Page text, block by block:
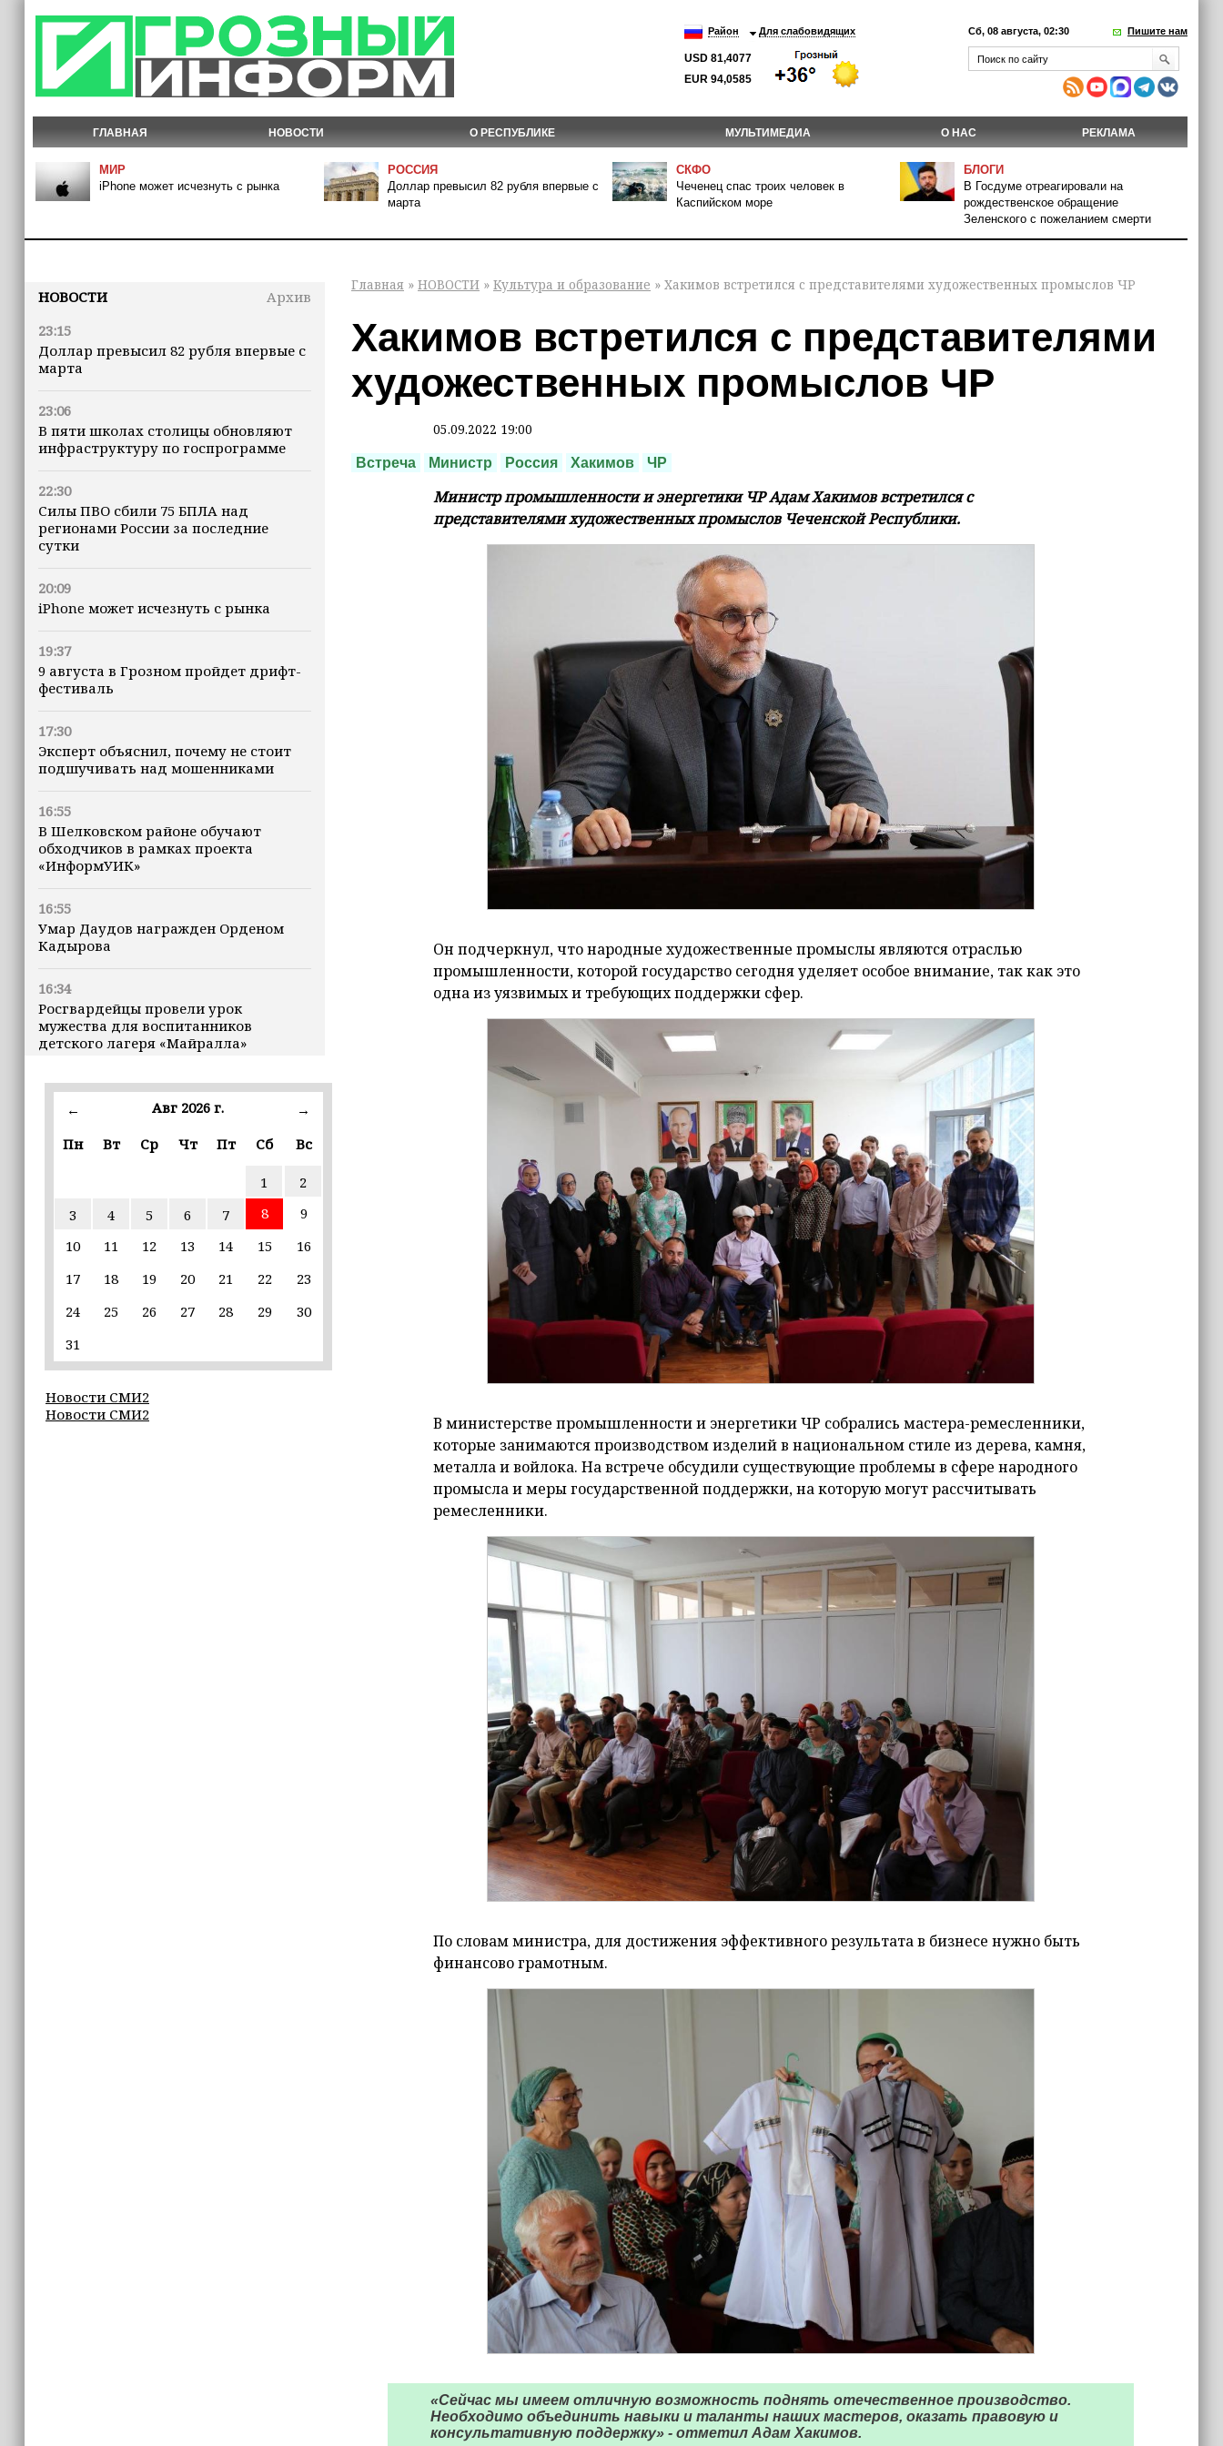
Район Для слабовидящих
USD 81,4077
EUR 94,0585
Сб, 08 августа, 02:30 Пишите нам
ГЛАВНАЯ НОВОСТИ О РЕСПУБЛИКЕ МУЛЬТИМЕДИА О НАС РЕКЛАМА
МИР
iPhone может исчезнуть с рынка
РОССИЯ
Доллар превысил 82 рубля впервые с
марта
СКФО
Чеченец спас троих человек в
Каспийском море
БЛОГИ
В Госдуме отреагировали на
рождественское обращение
Зеленского с пожеланием смерти
НОВОСТИ
Архив
23:15
Доллар превысил 82 рубля впервые с
марта
23:06
В пяти школах столицы обновляют
инфраструктуру по госпрограмме
22:30
Силы ПВО сбили 75 БПЛА над
регионами России за последние
сутки
20:09
iPhone может исчезнуть с рынка
19:37
9 августа в Грозном пройдет дрифт-
фестиваль
17:30
Эксперт объяснил, почему не стоит
подшучивать над мошенниками
16:55
В Шелковском районе обучают
обходчиков в рамках проекта
«ИнформУИК»
16:55
Умар Даудов награжден Орденом
Кадырова
16:34
Росгвардейцы провели урок
мужества для воспитанников
детского лагеря «Майралла»
16:30
Дмитрий Чернышенко: Внутренний
въездной — на 20,1%
Из бюджета Чечни дополнительно
выделено 505 млн рублей
пострадавшим от паводков
15:35
— стать большой
Избирательные участки Шатоя
готовы к приёму голосов
← Авг 2026 г.
→
Пн
Вт Ср Чт Пт Сб Вс
1
2
3
4 5 6 7 8
9
10
11 12 13 14 15
16
17
18 19 20 21 22
23
24
25 26 27 28 29
30
31
Новости СМИ2
Новости СМИ2
Главная » НОВОСТИ » Культура и образование » Хакимов встретился с представителями художественных промыслов ЧР
Хакимов встретился с представителями
художественных промыслов ЧР
05.09.2022 19:00
Встреча Министр Россия Хакимов ЧР
Министр промышленности и энергетики ЧР Адам Хакимов встретился с
представителями художественных промыслов Чеченской Республики.
Он подчеркнул, что народные художественные промыслы являются отраслью
промышленности, которой государство сегодня уделяет особое внимание, так как это
одна из уязвимых и требующих поддержки сфер.
В министерстве промышленности и энергетики ЧР собрались мастера-ремесленники,
которые занимаются производством изделий в национальном стиле из дерева, камня,
металла и войлока. На встрече обсудили существующие проблемы в сфере народного
промысла и меры государственной поддержки, на которую могут рассчитывать
ремесленники.
По словам министра, для достижения эффективного результата в бизнесе нужно быть
финансово грамотным.
«Сейчас мы имеем отличную возможность поднять отечественное производство.
Необходимо объединить навыки и таланты наших мастеров, оказать правовую и
консультативную поддержку» - отметил Адам Хакимов.